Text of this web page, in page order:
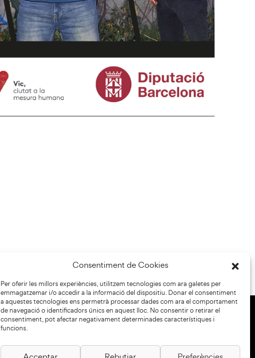
Consentiment de Cookies
Per oferir les millors experiències, utilitzem tecnologies com ara galetes per
emmagatzemar i/o accedir a la informació del dispositiu. Donar el consentiment
a aquestes tecnologies ens permetrà processar dades com ara el comportament
de navegació o identificadors únics en aquest lloc. No consentir o retirar el
consentiment, pot afectar negativament determinades característiques i
funcions.
Col·laboradors: